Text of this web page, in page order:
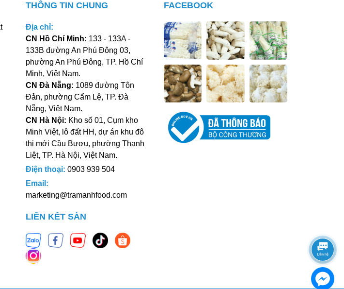
THÔNG TIN CHUNG
Địa chỉ:
CN Hồ Chí Minh: 133 - 133A -
133B đường An Phú Đông 03,
phường An Phú Đông, TP. Hồ Chí
Minh, Việt Nam.
CN Đà Nẵng: 1089 đường Tôn
Đản, phường Cẩm Lệ, TP. Đà
Nẵng, Việt Nam.
CN Hà Nội: Kho số 01, Cụm kho
Minh Việt, lô đất HH, dự án khu đô
thị mới Cầu Bươu, phường Thanh
Liệt, TP. Hà Nội, Việt Nam.
Điện thoại: 0903 939 504
Email:
marketing@tramanhfood.com
LIÊN KẾT SÀN
FACEBOOK